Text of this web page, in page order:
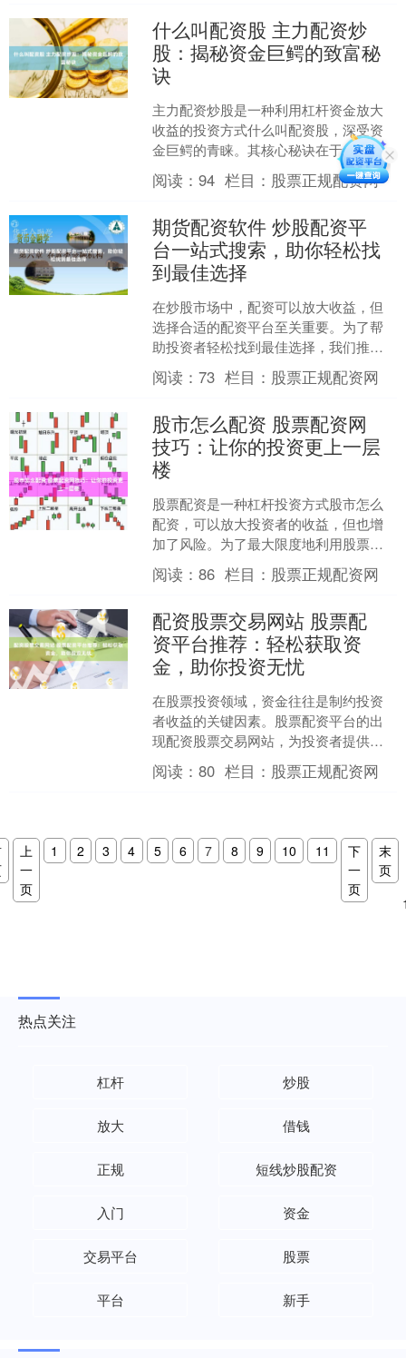
什么叫配资股 主力配资炒
股：揭秘资金巨鳄的致富秘
诀
主力配资炒股是一种利用杠杆资金放大
收益的投资方式什么叫配资股，深受资
金巨鳄的青睐。其核心秘诀在于： 股票
配资协议通过以下方式保障投资者的权
益： **1. 资金优....
阅读：94 栏目： 股票正规配资网
期货配资软件 炒股配资平
台一站式搜索，助你轻松找
到最佳选择
在炒股市场中，配资可以放大收益，但
选择合适的配资平台至关重要。为了帮
助投资者轻松找到最佳选择，我们推出
了一站式炒股配资平台搜索引擎。 * **选
择正规平台：**....
阅读：73 栏目： 股票正规配资网
股市怎么配资 股票配资网
技巧：让你的投资更上一层
楼
股票配资是一种杠杆投资方式股市怎么
配资，可以放大投资者的收益，但也增
加了风险。为了最大限度地利用股票配
资，投资者需要掌握以下技巧： * **放大
收益：**杠杆资....
阅读：86 栏目： 股票正规配资网
配资股票交易网站 股票配
资平台推荐：轻松获取资
金，助你投资无忧
在股票投资领域，资金往往是制约投资
者收益的关键因素。股票配资平台的出
现配资股票交易网站，为投资者提供了
获取资金的便捷渠道，助其轻松扩大投
资规模，提升收益潜力。 ....
阅读：80 栏目： 股票正规配资网
上
一
页
1 2 3 4 5 6 7 8 9 10 11
下
一
页
末
页
热点关注
杠杆 炒股
放大 借钱
正规 短线炒股配资
入门 资金
交易平台 股票
平台 新手